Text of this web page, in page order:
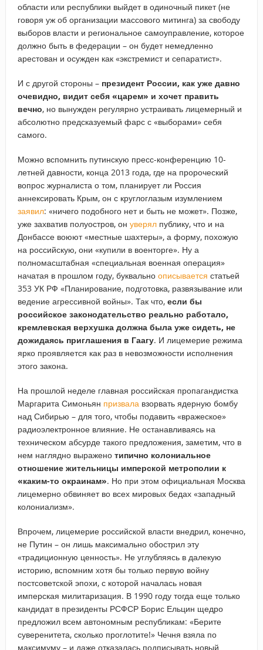
области или республики выйдет в одиночный пикет (не
говоря уж об организации массового митинга) за свободу
выборов власти и региональное самоуправление, которое
должно быть в федерации – он будет немедленно
арестован и осужден как «экстремист и сепаратист».
И с другой стороны – президент России, как уже давно
очевидно, видит себя «царем» и хочет править
вечно, но вынужден регулярно устраивать лицемерный и
абсолютно предсказуемый фарс с «выборами» себя
самого.
Можно вспомнить путинскую пресс-конференцию 10-
летней давности, конца 2013 года, где на пророческий
вопрос журналиста о том, планирует ли Россия
аннексировать Крым, он с круглоглазым изумлением
заявил: «ничего подобного нет и быть не может». Позже,
уже захватив полуостров, он уверялпублику, что и на
Донбассе воюют «местные шахтеры», а форму, похожую
на российскую, они «купили в военторге». Ну а
полномасштабная «специальная военная операция»
начатая в прошлом году, буквально описывается статьей
353 УК РФ «Планирование, подготовка, развязывание или
ведение агрессивной войны». Так что, если бы
российское законодательство реально работало,
кремлевская верхушка должна была уже сидеть, не
дожидаясь приглашения в Гаагу. И лицемерие режима
ярко проявляется как раз в невозможности исполнения
этого закона.
На прошлой неделе главная российская пропагандистка
Маргарита Симоньян призвалавзорвать ядерную бомбу
над Сибирью – для того, чтобы подавить «вражеское»
радиоэлектронное влияние. Не останавливаясь на
техническом абсурде такого предложения, заметим, что в
нем наглядно выражено типично колониальное
отношение жительницы имперской метрополии к
«каким-то окраинам». Но при этом официальная Москва
лицемерно обвиняет во всех мировых бедах «западный
колониализм».
Впрочем, лицемерие российской власти внедрил, конечно,
не Путин – он лишь максимально обострил эту
«традиционную ценность». Не углубляясь в далекую
историю, вспомним хотя бы только первую войну
постсоветской эпохи, с которой началась новая
имперская милитаризация. В 1990 году тогда еще только
кандидат в президенты РСФСР Борис Ельцин щедро
предложил всем автономным республикам: «Берите
суверенитета, сколько проглотите!» Чечня взяла по
максимуму – и даже отказалась подписывать новый